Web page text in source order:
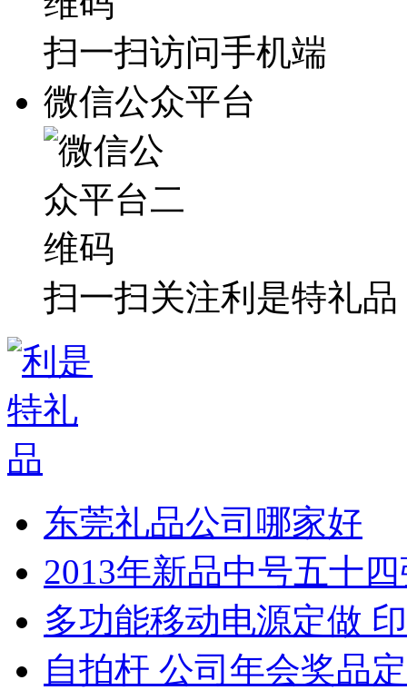
扫一扫访问手机端
微信公众平台
扫一扫关注利是特礼品
东莞礼品公司哪家好
2013年新品中号五十
多功能移动电源定做
自拍杆 公司年会奖品